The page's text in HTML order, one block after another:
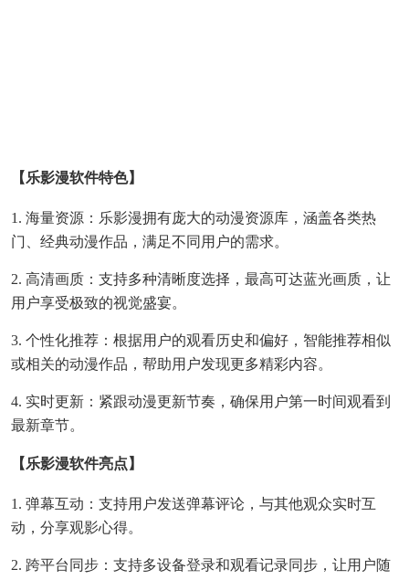
【乐影漫软件特色】
1. 海量资源：乐影漫拥有庞大的动漫资源库，涵盖各类热
门、经典动漫作品，满足不同用户的需求。
2. 高清画质：支持多种清晰度选择，最高可达蓝光画质，让
用户享受极致的视觉盛宴。
3. 个性化推荐：根据用户的观看历史和偏好，智能推荐相似
或相关的动漫作品，帮助用户发现更多精彩内容。
4. 实时更新：紧跟动漫更新节奏，确保用户第一时间观看到
最新章节。
【乐影漫软件亮点】
1. 弹幕互动：支持用户发送弹幕评论，与其他观众实时互
动，分享观影心得。
2. 跨平台同步：支持多设备登录和观看记录同步，让用户随